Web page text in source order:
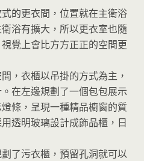
的更衣間，位置就在主衛浴
浴有擴大，所以更衣室也隨
覺上會比方方正正的空間更
，衣櫃以吊掛的方式為主，
在左邊規劃了一個包包展示
條，呈現一種精品櫥窗的質
透明玻璃設計成飾品櫃，日
了污衣櫃，預留孔洞就可以